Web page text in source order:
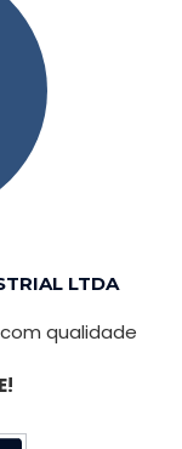
LTDA
qualidade